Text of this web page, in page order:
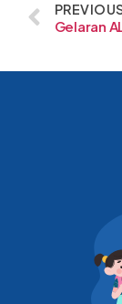
Gelaran